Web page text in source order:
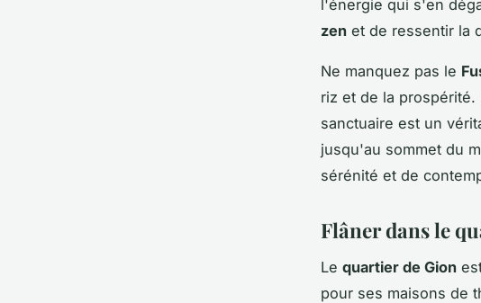
l'énergie qui s'en
zen et de ressentir la
Ne manquez pas le
riz et de la
sanctuaire est un
jusqu'au sommet du
sérénité et de
Flâner dans le
Le quartier de Gion
pour ses maisons de